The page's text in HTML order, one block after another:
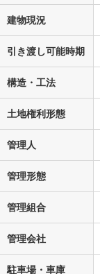
建物現況
引き渡し可能時期
構造・工法
土地権利形態
管理人
管理形態
管理組合
管理会社
駐車場・車庫